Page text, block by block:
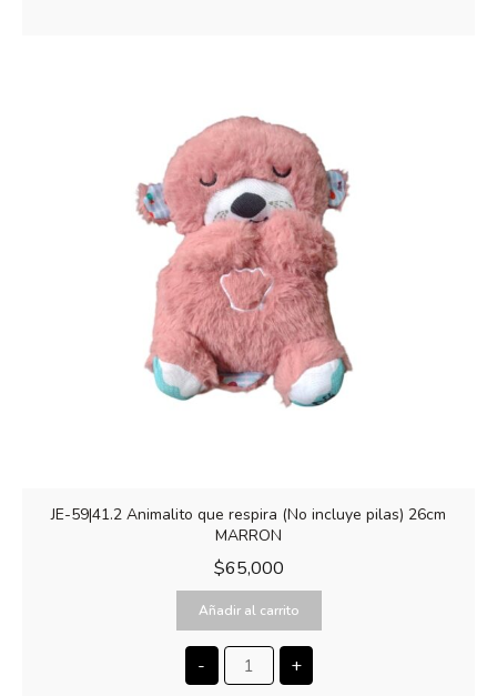
JE-59|41.2 Animalito que respira (No incluye pilas) 26cm
MARRON
$65,000
Añadir al carrito
- +